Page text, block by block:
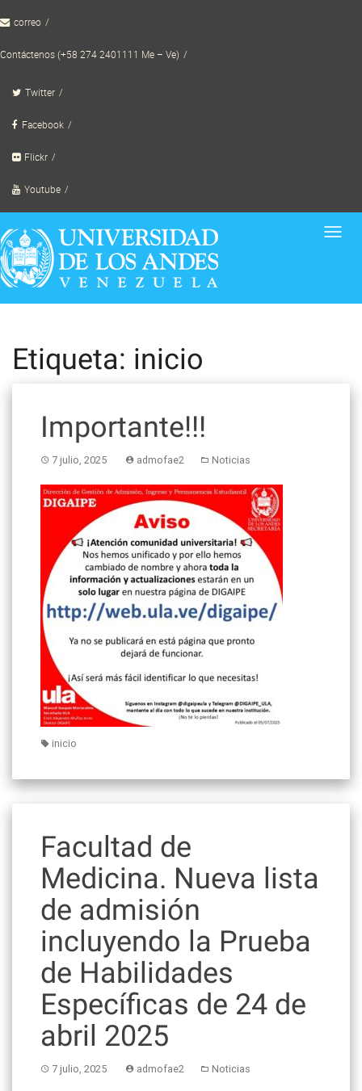
to correo
Contáctenos (+58 274 2401111 Me – Ve)
Twitter
Facebook
Flickr
Youtube
Etiqueta: inicio
Importante!!!
7 julio, 2025 admofae2 Noticias
inicio
Facultad de
Medicina. Nueva lista
de admisión
incluyendo la Prueba
de Habilidades
Específicas de 24 de
abril 2025
7 julio, 2025 admofae2 Noticias